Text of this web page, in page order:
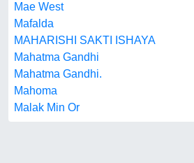
Mae West
Mafalda
MAHARISHI SAKTI ISHAYA
Mahatma Gandhi
Mahatma Gandhi.
Mahoma
Malak Min Or